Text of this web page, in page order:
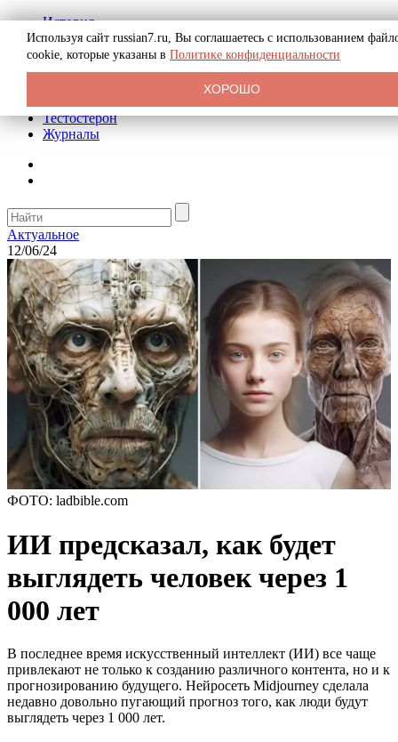
История
Биография
Криминал
Реклама на сайте
Тестостерон
Журналы
Актуальное
12/06/24
ФОТО: ladbible.com
ИИ предсказал, как будет
выглядеть человек через 1
000 лет
В последнее время искусственный интеллект (ИИ) все чаще
привлекают не только к созданию различного контента, но и к
прогнозированию будущего. Нейросеть Midjourney сделала
недавно довольно пугающий прогноз того, как люди будут
выглядеть через 1 000 лет.
Используя сайт russian7.ru, Вы соглашаетесь с использованием
cookie, которые указаны в Политике конфиденциальности
ХОРОШО